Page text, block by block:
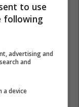
to use
following
advertising and
and
a device